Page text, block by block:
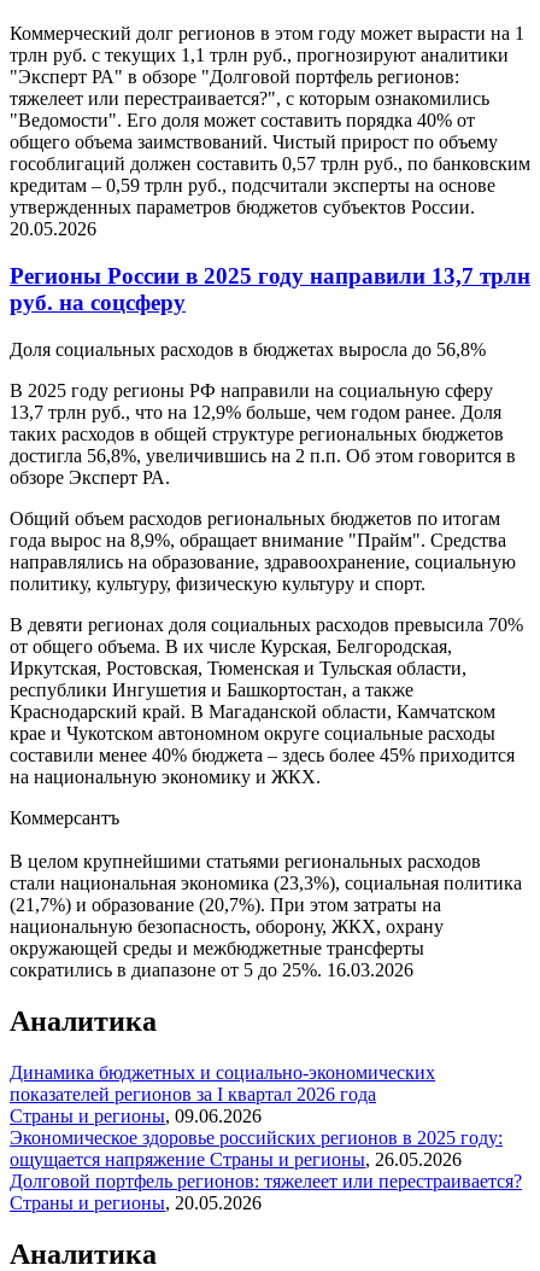
Коммерческий долг регионов в этом году может вырасти на 1
трлн руб. с текущих 1,1 трлн руб., прогнозируют аналитики
"Эксперт РА" в обзоре "Долговой портфель регионов:
тяжелеет или перестраивается?", с которым ознакомились
"Ведомости". Его доля может составить порядка 40% от
общего объема заимствований. Чистый прирост по объему
гособлигаций должен составить 0,57 трлн руб., по банковским
кредитам – 0,59 трлн руб., подсчитали эксперты на основе
утвержденных параметров бюджетов субъектов России.
20.05.2026
Регионы России в 2025 году направили 13,7 трлн
руб. на соцсферу
Доля социальных расходов в бюджетах выросла до 56,8%
В 2025 году регионы РФ направили на социальную сферу
13,7 трлн руб., что на 12,9% больше, чем годом ранее. Доля
таких расходов в общей структуре региональных бюджетов
достигла 56,8%, увеличившись на 2 п.п. Об этом говорится в
обзоре Эксперт РА.
Общий объем расходов региональных бюджетов по итогам
года вырос на 8,9%, обращает внимание "Прайм". Средства
направлялись на образование, здравоохранение, социальную
политику, культуру, физическую культуру и спорт.
В девяти регионах доля социальных расходов превысила 70%
от общего объема. В их числе Курская, Белгородская,
Иркутская, Ростовская, Тюменская и Тульская области,
республики Ингушетия и Башкортостан, а также
Краснодарский край. В Магаданской области, Камчатском
крае и Чукотском автономном округе социальные расходы
составили менее 40% бюджета – здесь более 45% приходится
на национальную экономику и ЖКХ.
Коммерсантъ
В целом крупнейшими статьями региональных расходов
стали национальная экономика (23,3%), социальная политика
(21,7%) и образование (20,7%). При этом затраты на
национальную безопасность, оборону, ЖКХ, охрану
окружающей среды и межбюджетные трансферты
сократились в диапазоне от 5 до 25%. 16.03.2026
Аналитика
Динамика бюджетных и социально-экономических
показателей регионов за I квартал 2026 года
Страны и регионы, 09.06.2026
Экономическое здоровье российских регионов в 2025 году:
ощущается напряжение Страны и регионы, 26.05.2026
Долговой портфель регионов: тяжелеет или перестраивается?
Страны и регионы, 20.05.2026
Аналитика